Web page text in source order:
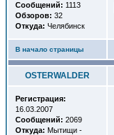
Сообщений: 1113
Обзоров: 32
Откуда: Челябинск
В начало страницы
OSTERWALDER
Регистрация:
16.03.2007
Сообщений: 2069
Откуда: Мытищи -